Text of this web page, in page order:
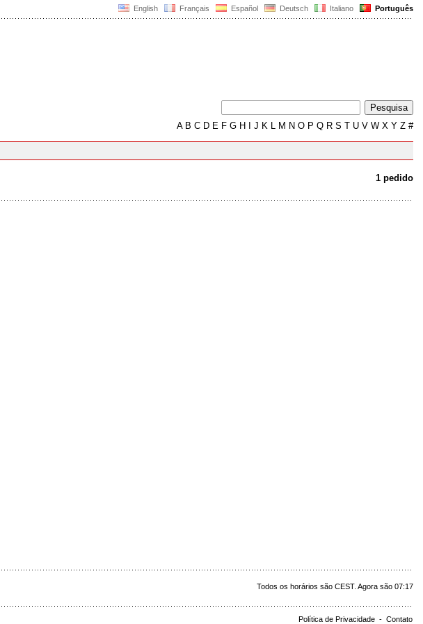
English Français Español Deutsch Italiano Português
AB C D E F G H J K L M N O P Q R S T U V W X Y Z #
1 pedido
Todos os horários são CEST. Agora são 07:17
Política de Privacidade - Contato